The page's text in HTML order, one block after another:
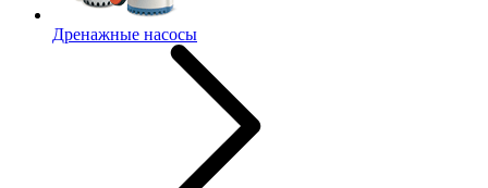
Дренажные насосы